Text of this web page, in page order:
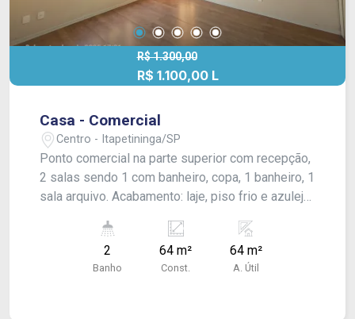
R$ 1.300,00
R$ 1.100,00 L
Casa - Comercial
Centro - Itapetininga/SP
Ponto comercial na parte superior com recepção,
2 salas sendo 1 com banheiro, copa, 1 banheiro, 1
sala arquivo. Acabamento: laje, piso frio e azulejo
2
Banho
64 m²
Const.
64 m²
A. Útil